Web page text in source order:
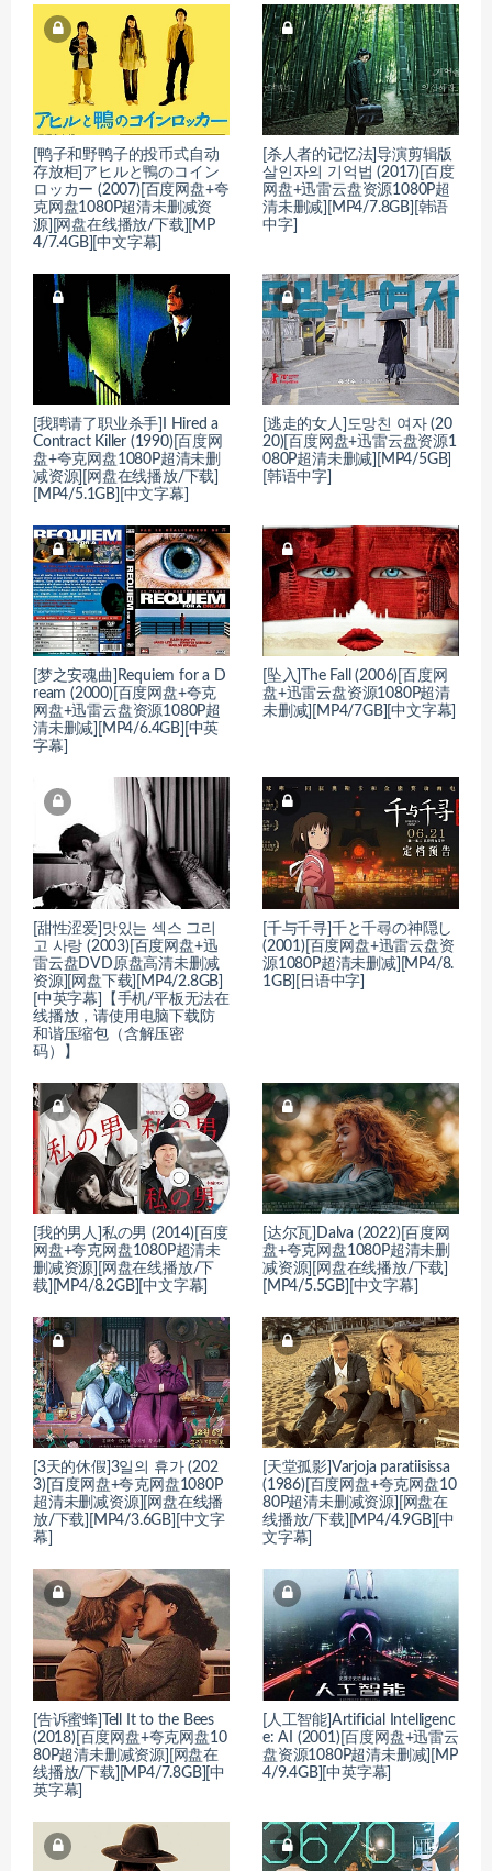
[鸭子和野鸭子的投币式自动
存放柜]アヒルと鴨のコイン
ロッカー (2007)[百度网盘+夸
克网盘1080P超清未删减资
源][网盘在线播放/下载][MP
4/7.4GB][中文字幕]
[杀人者的记忆法]导演剪辑版
살인자의 기억법 (2017)[百度
网盘+迅雷云盘资源1080P超
清未删减][MP4/7.8GB][韩语
中字]
[我聘请了职业杀手]I Hired a
Contract Killer (1990)[百度网
盘+夸克网盘1080P超清未删
减资源][网盘在线播放/下载]
[MP4/5.1GB][中文字幕]
[逃走的女人]도망친 여자 (20
20)[百度网盘+迅雷云盘资源1
080P超清未删减][MP4/5GB]
[韩语中字]
[梦之安魂曲]Requiem for a D
ream (2000)[百度网盘+夸克
网盘+迅雷云盘资源1080P超
清未删减][MP4/6.4GB][中英
字幕]
[坠入]The Fall (2006)[百度网
盘+迅雷云盘资源1080P超清
未删减][MP4/7GB][中文字幕]
[甜性涩爱]맛있는 섹스 그리
고 사랑 (2003)[百度网盘+迅
雷云盘DVD原盘高清未删减
资源][网盘下载][MP4/2.8GB]
[中英字幕]【手机/平板无法在
线播放，请使用电脑下载防
和谐压缩包（含解压密
码）】
[千与千寻]千と千尋の神隠し
(2001)[百度网盘+迅雷云盘资
源1080P超清未删减][MP4/8.
1GB][日语中字]
[我的男人]私の男 (2014)[百度
网盘+夸克网盘1080P超清未
删减资源][网盘在线播放/下
载][MP4/8.2GB][中文字幕]
[达尔瓦]Dalva (2022)[百度网
盘+夸克网盘1080P超清未删
减资源][网盘在线播放/下载]
[MP4/5.5GB][中文字幕]
[3天的休假]3일의 휴가 (202
3)[百度网盘+夸克网盘1080P
超清未删减资源][网盘在线播
放/下载][MP4/3.6GB][中文字
幕]
[天堂孤影]Varjoja paratiisissa
(1986)[百度网盘+夸克网盘10
80P超清未删减资源][网盘在
线播放/下载][MP4/4.9GB][中
文字幕]
[告诉蜜蜂]Tell It to the Bees
(2018)[百度网盘+夸克网盘10
80P超清未删减资源][网盘在
线播放/下载][MP4/7.8GB][中
英字幕]
[人工智能]Artificial Intelligenc
e: AI (2001)[百度网盘+迅雷云
盘资源1080P超清未删减][MP
4/9.4GB][中英字幕]